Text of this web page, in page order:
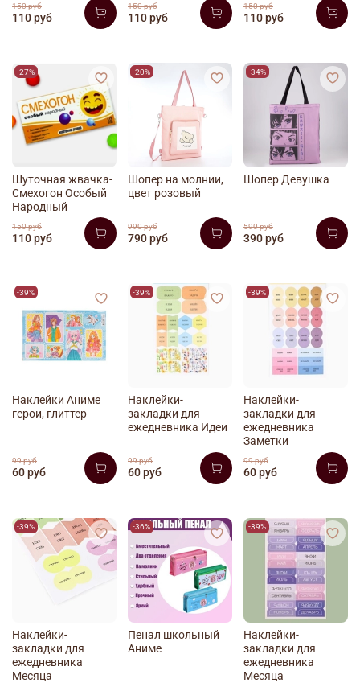
150 руб
110 руб
150 руб
110 руб
150 руб
110 руб
-27%
Шуточная жвачка-
Смехогон Особый
Народный
150 руб
110 руб
-20%
Шопер на молнии,
цвет розовый
990 руб
790 руб
-34%
Шопер Девушка
590 руб
390 руб
-39%
Наклейки Аниме
герои, глиттер
99 руб
60 руб
-39%
Наклейки-
закладки для
ежедневника Идеи
99 руб
60 руб
-39%
Наклейки-
закладки для
ежедневника
Заметки
99 руб
60 руб
-39%
Наклейки-
закладки для
ежедневника
Месяца
-36%
Пенал школьный
Аниме
-39%
Наклейки-
закладки для
ежедневника
Месяца